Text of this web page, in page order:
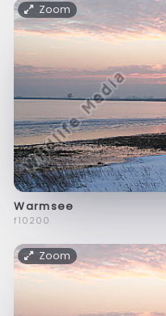
Zoom
Warmsee
f10200
Zoom